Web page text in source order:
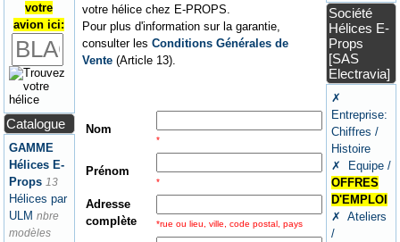
votre
avion ici:
Catalogue
GAMME
Hélices E-
Props 13
Hélices par
ULM nbre
modèles
votre hélice chez E-PROPS.
Pour plus d'information sur la garantie,
consulter lesConditions Générales de
Vente (Article 13).
Nom
*
Prénom
*
Adresse
complète
*rue ou lieu, ville, code postal, pays
Société
Hélices E-
Props
[SAS
Electravia]
✗
Entreprise:
Chiffres /
Histoire
✗ Equipe /
OFFRES
D'EMPLOI
✗ Ateliers
/